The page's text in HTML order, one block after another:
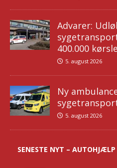
Advarer:
400.000
5. august 2026
Ny
5. august 2026
SENESTE NYT – AUTOHJÆLP